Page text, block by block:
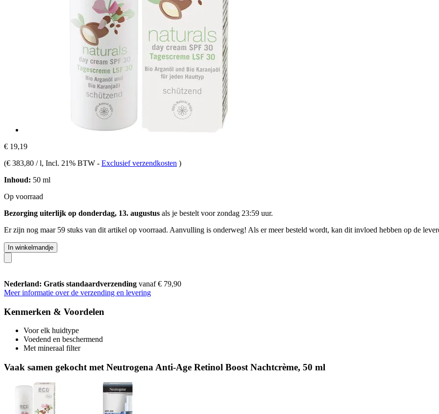
€ 19,19
(€ 383,80 / l, Incl. 21% BTW - Exclusief verzendkosten )
Inhoud: 50 ml
Op voorraad
Bezorging uiterlijk op donderdag, 13. augustus als je bestelt voorzondag 23:59 uur.
Er zijn nog maar 59 stuks van dit artikel op voorraad. Aanvulling is onderweg! Als er meer besteld wordt, kan dit invloed hebben op de
In winkelmandje
Nederland: Gratis standaardverzending vanaf € 79,90
Meer informatie over de verzending en levering
Kenmerken & Voordelen
Voor elk huidtype
Voedend en beschermend
Met mineraal filter
Vaak samen gekocht met Neutrogena Anti-Age Retinol Boost Nachtcrème, 50 ml